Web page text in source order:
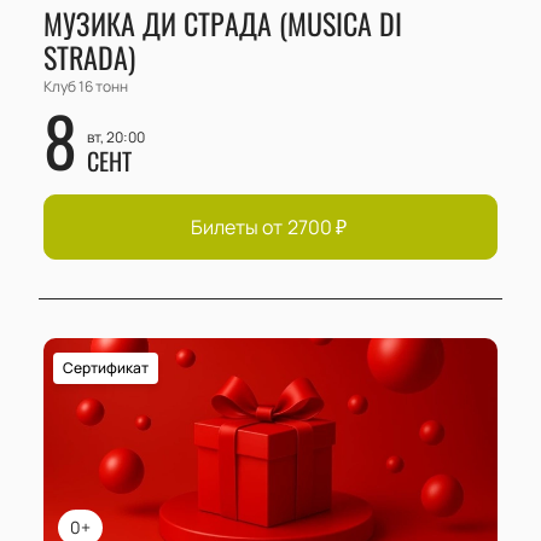
МУЗИКА ДИ СТРАДА (MUSICA DI
STRADA)
Клуб 16 тонн
8 вт, 20:00
СЕНТ
Билеты от 2700₽
0+
Сертификат